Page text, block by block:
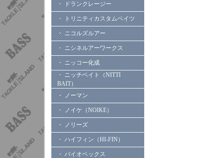
・ ドランクレージー
・ トリニティカスタムベイツ
・ ニコルズルアー
・ ニシネルアーワークス
・ ニッコー化成
・ ニッチベイト（NITTI
BAIT）
・ ノーマン
・ ノイケ（NOIKE）
・ ノリーズ
・ ハイフィン（HI-FIN）
・ バイオベックス